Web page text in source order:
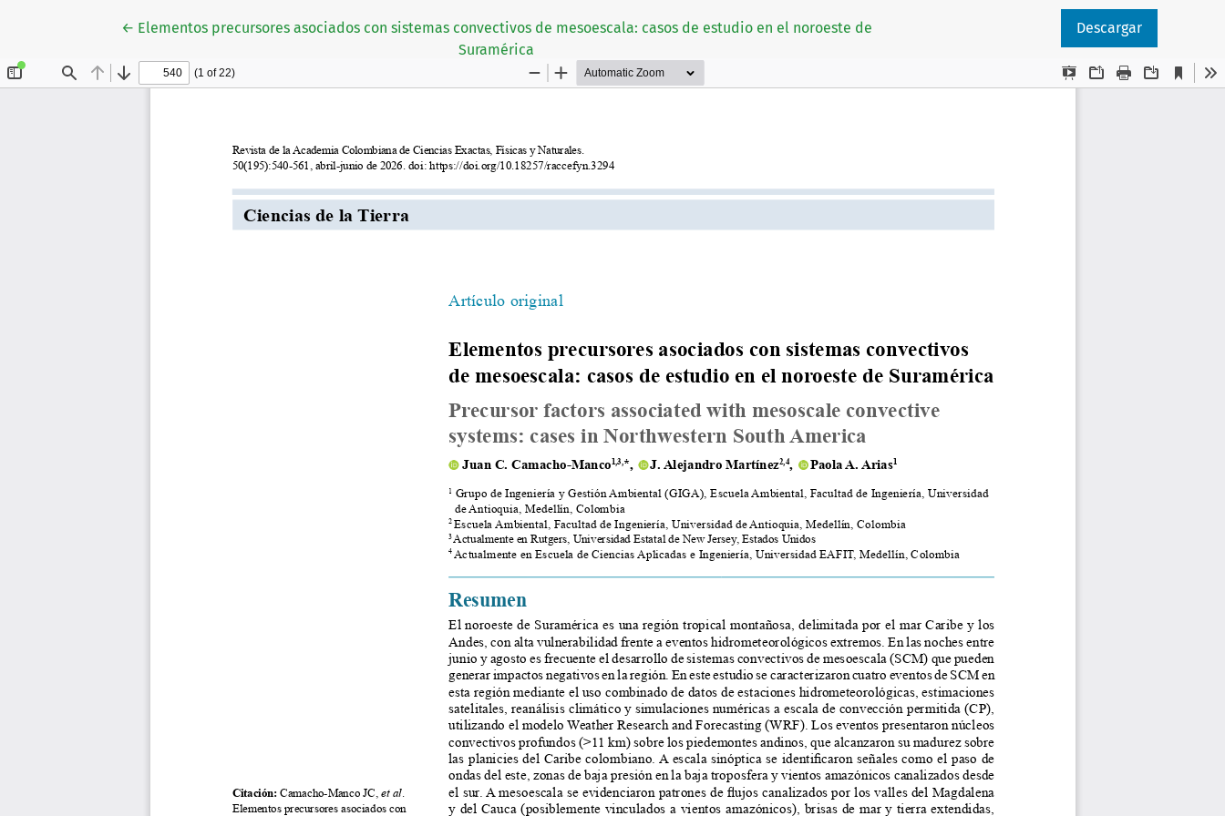
← Volver a los detalles del artículo
Elementos precursores asociados con sistemas convectivos de mesoescala: casos de estudio en el noroeste de
Suramérica
Descargar